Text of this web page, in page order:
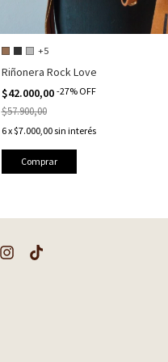
+5
Riñonera Rock Love
$42.000,00 -27% OFF
$57.900,00
6x$7.000,00 sin interés
Comprar